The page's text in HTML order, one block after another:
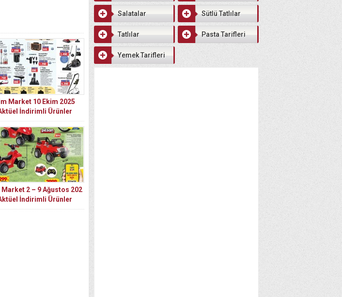
Market 10 Ekim 2025
İndirimli Ürünler
Kataloğu
Market 2 – 9 Ağustos 202
İndirimli Ürünler
Kataloğus
Salatalar Sütlü Tatlılar
Tatlılar Pasta Tarifleri
Yemek Tarifleri